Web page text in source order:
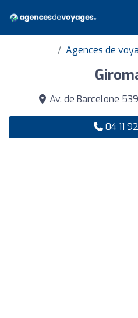
Agences de
Av. de Barcelone
04 11